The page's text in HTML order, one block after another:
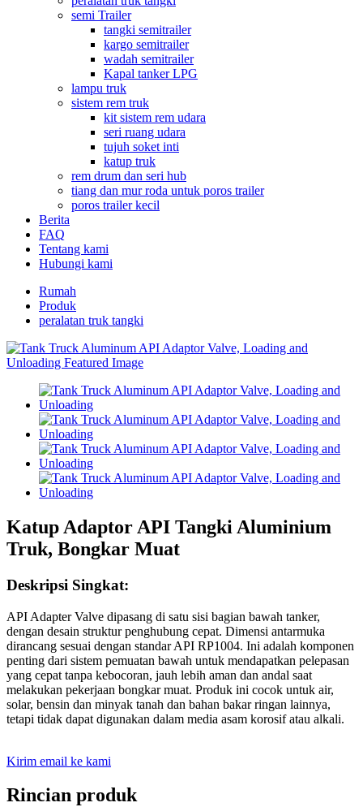
semi Trailer
tangki semitrailer
kargo semitrailer
wadah semitrailer
Kapal tanker LPG
lampu truk
sistem rem truk
kit sistem rem udara
seri ruang udara
tujuh soket inti
katup truk
rem drum dan seri hub
tiang dan mur roda untuk poros trailer
poros trailer kecil
Berita
FAQ
Tentang kami
Hubungi kami
Rumah
Produk
peralatan truk tangki
Katup Adaptor API Tangki Aluminium
Truk, Bongkar Muat
Deskripsi Singkat:
API Adapter Valve dipasang di satu sisi bagian bawah tanker,
dengan desain struktur penghubung cepat. Dimensi antarmuka
dirancang sesuai dengan standar API RP1004. Ini adalah komponen
penting dari sistem pemuatan bawah untuk mendapatkan pelepasan
yang cepat tanpa kebocoran, jauh lebih aman dan andal saat
melakukan pekerjaan bongkar muat. Produk ini cocok untuk air,
solar, bensin dan minyak tanah dan bahan bakar ringan lainnya,
tetapi tidak dapat digunakan dalam media asam korosif atau alkali.
Kirim email ke kami
Rincian produk